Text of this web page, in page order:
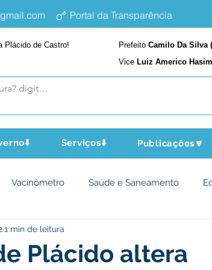
Portal da Transparência
Plácido de Castro! Prefeito Camilo Da Silva
Vice Luiz Americo
Serviços⬇️ Publicações🔽
Vacinômetro Saúde e Saneamento
Ambiente
Plácido altera
1 min de leitura